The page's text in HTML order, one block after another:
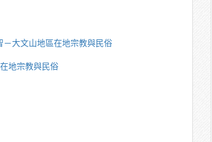
大文山地區在地宗教與民俗
地宗教與民俗